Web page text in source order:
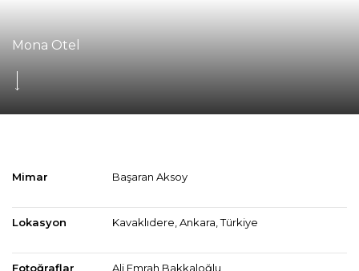
Mona Otel
Mimar Başaran Aksoy
Lokasyon Kavaklıdere, Ankara, Türkiye
Fotoğraflar Ali Emrah Bakkaloğlu